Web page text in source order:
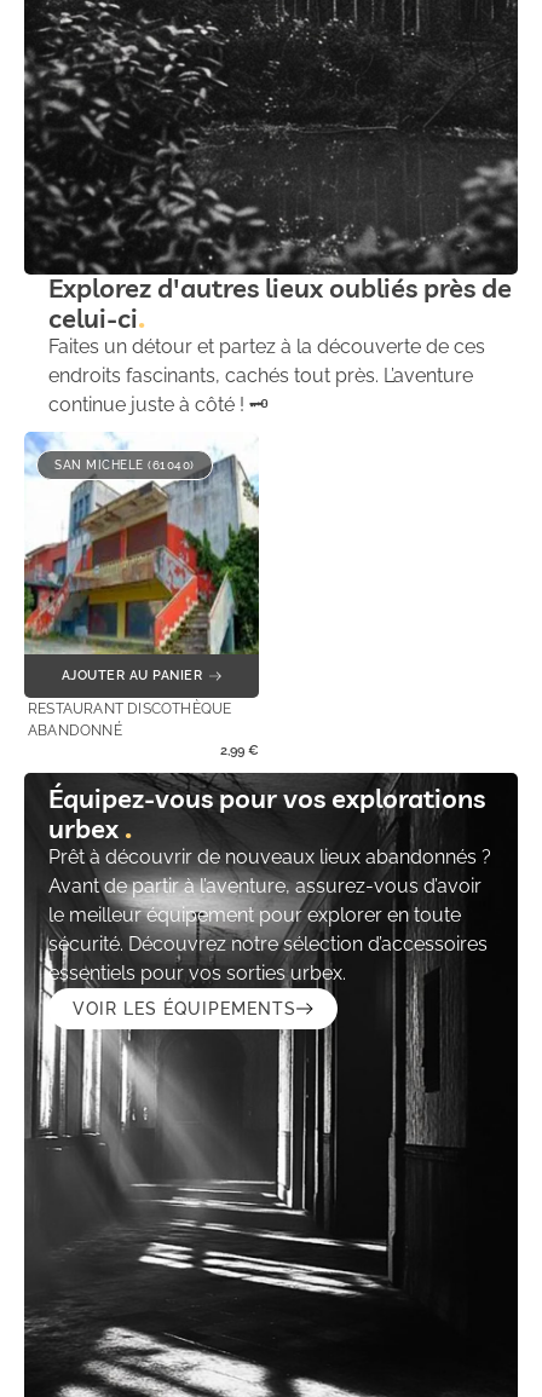
Explorez d'autres lieux oubliés près de
celui-ci
Faites un détour et partez à la découverte de ces
endroits fascinants, cachés tout près. L’aventure
continue juste à côté ! 🗝️
SAN MICHELE (61040)
AJOUTER AU PANIER
RESTAURANT DISCOTHÈQUE
ABANDONNÉ
2,99 €
Équipez-vous pour vos explorations
urbex
Prêt à découvrir de nouveaux lieux abandonnés ?
Avant de partir à l’aventure, assurez-vous d’avoir
le meilleur équipement pour explorer en toute
sécurité. Découvrez notre sélection d’accessoires
essentiels pour vos sorties urbex.
VOIR LES ÉQUIPEMENTS